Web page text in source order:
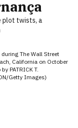
plot twists, a
The Wall Street
California on October
PATRICK T.
Getty Images)